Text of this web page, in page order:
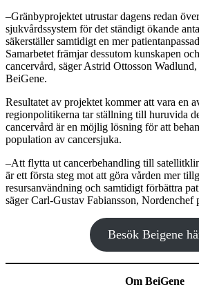
–Gränbyprojektet utrustar dagens redan
sjukvårdssystem för det ständigt ökande
säkerställer samtidigt en mer
Samarbetet främjar dessutom kunskapen
cancervård, säger Astrid Ottosson
BeiGene.
Resultatet av projektet kommer att vara en
regionpolitikerna tar ställning till huruvida
cancervård är en möjlig lösning för att
population av cancersjuka.
–Att flytta ut cancerbehandling till
är ett första steg mot att göra vården mer
resursanvändning och samtidigt förbättra
säger Carl-Gustav Fabiansson, Nordenchef
Besök Beigene
Om BeiGene